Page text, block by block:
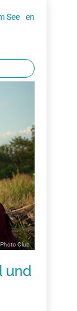
See en
Club
und